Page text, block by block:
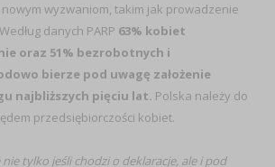
wyzwaniom, takim jak prowadzenie
danych PARP 63% kobiet
oraz 51% bezrobotnych i
bierze pod uwagę założenie
najbliższych pięciu lat. Polska należy do
przedsiębiorczości kobiet.
tylko jeśli chodzi o deklaracje, ale i pod